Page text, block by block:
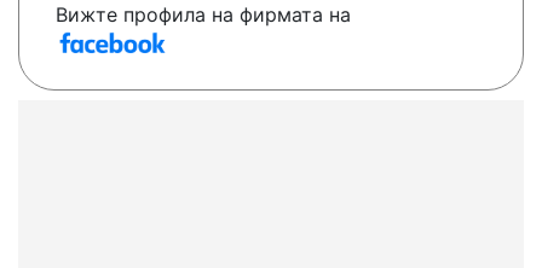
Вижте профила на фирмата на